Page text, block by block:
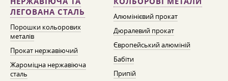
ЛЕГОВАНА СТАЛЬ
Порошки кольорових
металів
Прокат нержавіючий
Жароміцна нержавіюча
сталь
Алюмінієвий прокат
Дюралевий прокат
Європейський алюміній
Бабіти
Припій